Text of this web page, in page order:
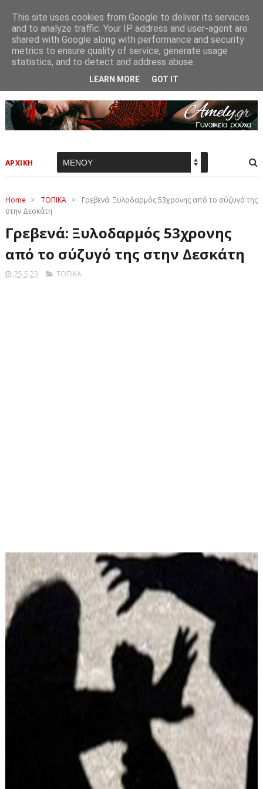
ΑΡΧΙΚΗ
Home > ΤΟΠΙΚΑ >
Γρεβενά: Ξυλοδαρμός 53χρονης από το σύζυγό της
στην Δεσκάτη
Γρεβενά: Ξυλοδαρμός 53χρονης
από το σύζυγό της στην Δεσκάτη
25.5.23 ΤΟΠΙΚΑ
This site uses cookies from Google to deliver its services
and to analyze traffic. Your IP address and user-agent are
shared with Google along with performance and security
metrics to ensure quality of service, generate usage
statistics, and to detect and address abuse.
LEARN MORE GOT IT